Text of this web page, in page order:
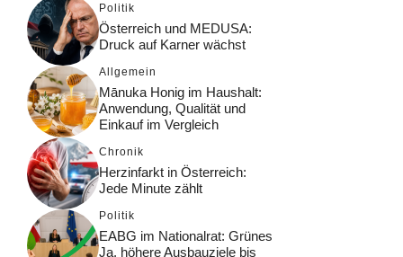
Politik
Österreich und MEDUSA:
Druck auf Karner wächst
Allgemein
Mānuka Honig im Haushalt:
Anwendung, Qualität und
Einkauf im Vergleich
Chronik
Herzinfarkt in Österreich:
Jede Minute zählt
Politik
EABG im Nationalrat: Grünes
Ja, höhere Ausbauziele bis